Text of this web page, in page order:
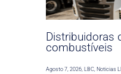
Distribuidoras
combustíveis
Agosto 7, 2026,LBC,Noticias